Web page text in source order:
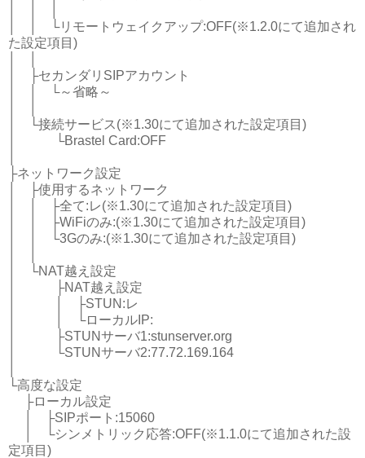
│ │ └リモートウェイクアップ:OFF(※1.2.0にて追加され
た設定項目)
│ ├セカンダリSIPアカウント
│ │ └～省略～
│ └接続サービス(※1.30にて追加された設定項目)
│ └Brastel Card:OFF
├ネットワーク設定
│ ├使用するネットワーク
│ │ ├全て:レ(※1.30にて追加された設定項目)
│ │ ├WiFiのみ:(※1.30にて追加された設定項目)
│ │ └3Gのみ:(※1.30にて追加された設定項目)
│ └NAT越え設定
│ ├NAT越え設定
│ │ ├STUN:レ
│ │ └ローカルIP:
│ ├STUNサーバ1:stunserver.org
│ └STUNサーバ2:77.72.169.164
└高度な設定
├ローカル設定
│ ├SIPポート:15060
│ └シンメトリック応答:OFF(※1.1.0にて追加された設
定項目)